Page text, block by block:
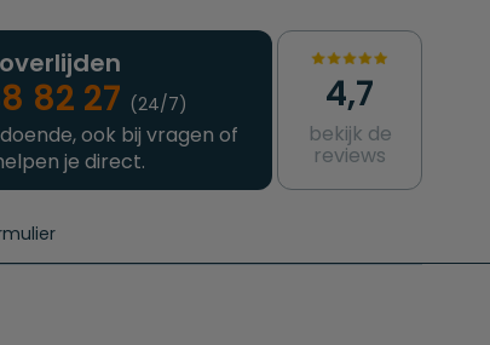
82 27 (24/7)
ook bij vragen of
je direct.
4,7
bekijk de
reviews